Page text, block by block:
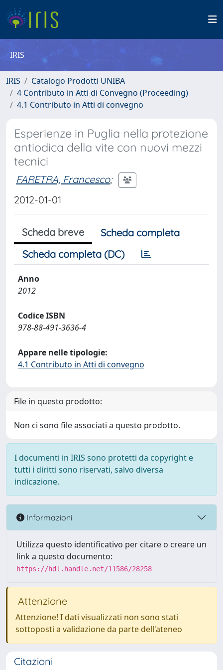
IRIS
IRIS
Catalogo Prodotti UNIBA
4 Contributo in Atti di Convegno (Proceeding)
4.1 Contributo in Atti di convegno
Esperienze in Puglia nella protezione
antiodica della vite con nuovi mezzi
tecnici
FARETRA, Francesco;
2012-01-01
Scheda breve
Scheda completa
Scheda completa (DC)
Anno
2012
Codice ISBN
978-88-491-3636-4
Appare nelle tipologie:
4.1 Contributo in Atti di convegno
File in questo prodotto:
Non ci sono file associati a questo prodotto.
I documenti in IRIS sono protetti da copyright e
tutti i diritti sono riservati, salvo diversa
indicazione.
Informazioni
Utilizza questo identificativo per citare o creare un
link a questo documento:
https://hdl.handle.net/11586/28258
Attenzione
Attenzione! I dati visualizzati non sono stati
sottoposti a validazione da parte dell'ateneo
Citazioni